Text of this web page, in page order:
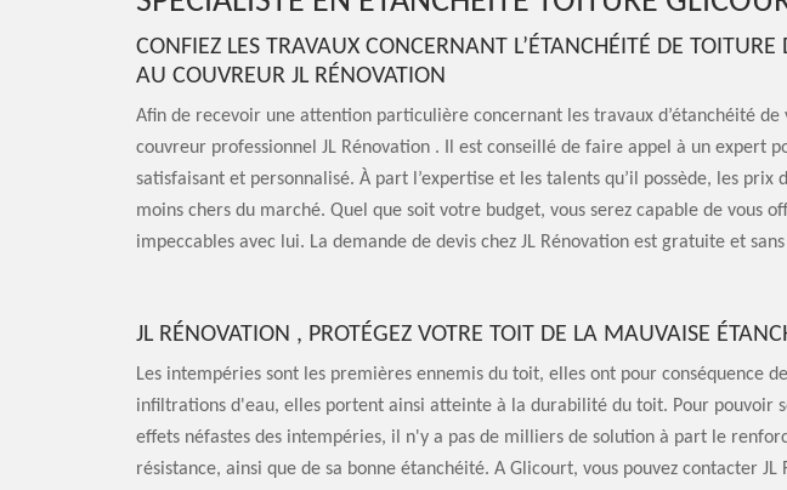
CONFIEZ LES TRAVAUX CONCERNANT L’ÉTANCHÉITÉ DE
AU COUVREUR JL RÉNOVATION
Afin de recevoir une attention particulière concernant les travaux d’étanchéité
couvreur professionnel JL Rénovation . Il est conseillé de faire appel à un expert
satisfaisant et personnalisé. À part l’expertise et les talents qu’il possède, les prix
moins chers du marché. Quel que soit votre budget, vous serez capable de vous
impeccables avec lui. La demande de devis chez JL Rénovation est gratuite et
JL RÉNOVATION , PROTÉGEZ VOTRE TOIT DE LA MAUVAISE
Les intempéries sont les premières ennemis du toit, elles ont pour conséquence
infiltrations d'eau, elles portent ainsi atteinte à la durabilité du toit. Pour pouvoir
effets néfastes des intempéries, il n'y a pas de milliers de solution à part le
résistance, ainsi que de sa bonne étanchéité. A Glicourt, vous pouvez contacter